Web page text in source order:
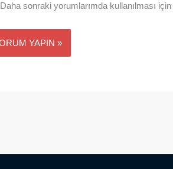
Daha sonraki yorumlarımda kullanılması